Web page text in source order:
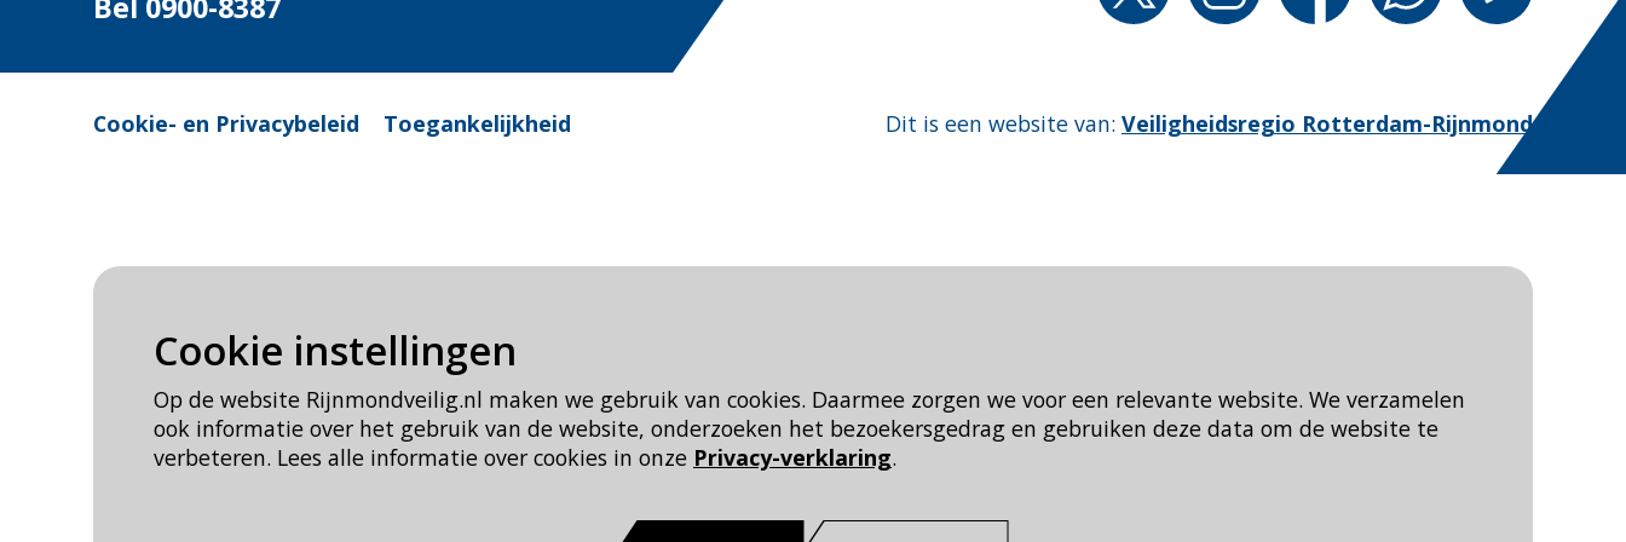
Cookie instellingen
Op de website Rijnmondveilig.nl maken we gebruik van cookies. Daarmee zorgen we voor een relevante website. We verzamelen
ook informatie over het gebruik van de website, onderzoeken het bezoekersgedrag en gebruiken deze data om de website te
verbeteren. Lees alle informatie over cookies in onze Privacy-verklaring.
Cookie- en Privacybeleid Toegankelijkheid Dit is een website van: Veiligheidsregio Rotterdam-Rijnmond